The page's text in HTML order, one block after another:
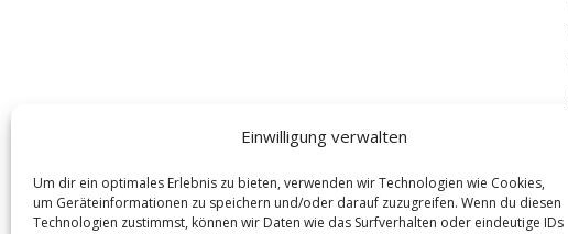
Einwilligung verwalten
Um dir ein optimales Erlebnis zu bieten, verwenden wir Technologien wie Cookies,
um Geräteinformationen zu speichern und/oder darauf zuzugreifen. Wenn du diesen
Technologien zustimmst, können wir Daten wie das Surfverhalten oder eindeutige IDs